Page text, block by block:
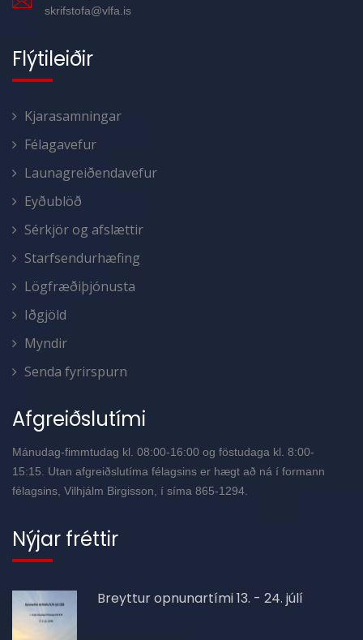
skrifstofa@vlfa.is
Flýtileiðir
Kjarasamningar
Félagavefur
Launagreiðendavefur
Eyðublöð
Sérkjör og afslættir
Starfsendurhæfing
Lögfræðiþjónusta
Iðgjöld
Myndir
Senda fyrirspurn
Afgreiðslutími
Mánudag-fimmtudag kl. 08:00-16:00 og föstudaga kl. 8:00-
15:15. Utan afgreiðslutíma félagsins er hægt að ná í formann
félagsins, Vilhjálm Birgisson, í síma 865-1294.
Nýjar fréttir
Breyttur opnunartími 13. - 24. júlí